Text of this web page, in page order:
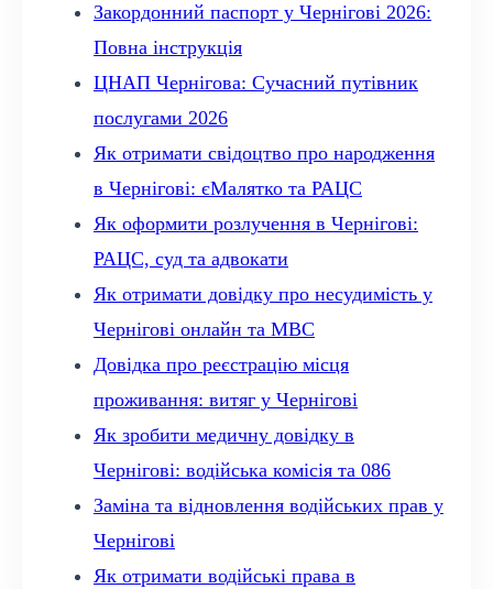
Закордонний паспорт у Чернігові 2026:
Повна інструкція
ЦНАП Чернігова: Сучасний путівник
послугами 2026
Як отримати свідоцтво про народження
в Чернігові: єМалятко та РАЦС
Як оформити розлучення в Чернігові:
РАЦС, суд та адвокати
Як отримати довідку про несудимість у
Чернігові онлайн та МВС
Довідка про реєстрацію місця
проживання: витяг у Чернігові
Як зробити медичну довідку в
Чернігові: водійська комісія та 086
Заміна та відновлення водійських прав у
Чернігові
Як отримати водійські права в